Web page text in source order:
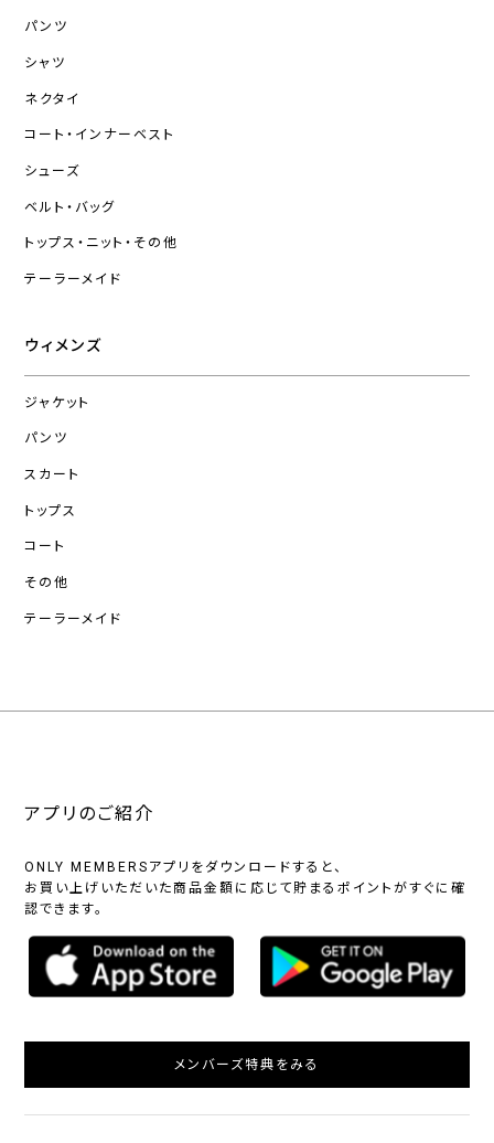
パンツ
シャツ
ネクタイ
コート・インナーベスト
シューズ
ベルト・バッグ
トップス・ニット・その他
テーラーメイド
ウィメンズ
ジャケット
パンツ
スカート
トップス
コート
その他
テーラーメイド
アプリのご紹介
ONLY MEMBERSアプリをダウンロードすると、
お買い上げいただいた商品金額に応じて貯まるポイントがすぐに確
認できます。
メンバーズ特典をみる